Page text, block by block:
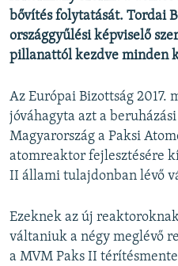
bővítés folytatását. Tordai
országgyűlési képviselő
pillanattól kezdve minden
Az Európai Bizottság 2017.
jóváhagyta azt a
Magyarország a Paksi
atomreaktor fejlesztésére
II állami tulajdonban lévő
Ezeknek az új
váltaniuk a négy meglévő
a MVM Paks II